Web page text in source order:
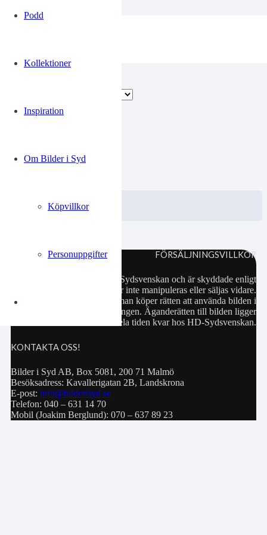
Podd
Kollektioner
Inspiration
Om Bilder i Syd
Köpvillkor
Personuppgifter
0.00kr
Välj alternativ
FÖRSÄLJNINGSVILLKOR
Samtliga bilder hör till HD-Sydsvenskan och är skyddade enligt
upphovsrättslagen. De får inte manipuleras eller säljas vidare.
Köp av bild innebär att man köper rätten att använda bilden i
privat bruk eller för publiceringen. Äganderätten till bilden ligger
hela tiden kvar hos HD-Sydsvenskan.
KONTAKTA OSS!
Bilder i Syd AB, Box 5081, 200 71 Malmö
Besöksadress: Kavallerigatan 2B, Landskrona
E-post: info@bilderisyd.se
Telefon: 040 – 631 14 70
Mobil (Joakim Berglund): 070 – 637 89 23